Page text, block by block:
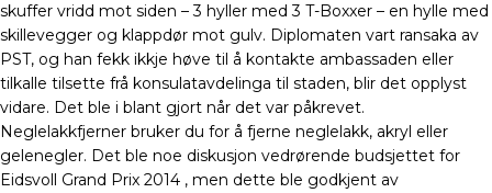
skuffer vridd mot siden – 3 hyller med 3 T-Boxxer – en hylle med
skillevegger og klappdør mot gulv. Diplomaten vart ransaka av
PST, og han fekk ikkje høve til å kontakte ambassaden eller
tilkalle tilsette frå konsulatavdelinga til staden, blir det opplyst
vidare. Det ble i blant gjort når det var påkrevet.
Neglelakkfjerner bruker du for å fjerne neglelakk, akryl eller
gelenegler. Det ble noe diskusjon vedrørende budsjettet for
Eidsvoll Grand Prix 2014 , men dette ble godkjent av